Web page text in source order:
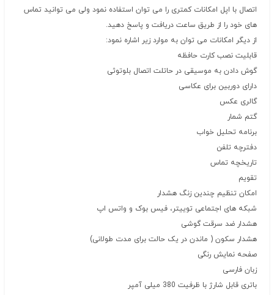
اتصال با اپل امکانات کمتری را می توان استفاده نمود ولی می توانید تماس
های خود را از طریق ساعت دریافت و پاسخ دهید.
از دیگر امکانات می توان به موارد زیر اشاره نمود:
قابلیت نصب کارت حافظه
گوش دادن به موسیقی در حاتلت اتصال بلوتوثی
دارای دوربین برای عکاسی
گالری عکس
گتم شمار
برنامه تحلیل خواب
دفترچه تلفن
تاریخچه تماس
تقویم
امکان تنظیم چندین زنگ هشدار
شبکه های اجتماعی توییتر، فیس بوک و واتس اپ
هشدار ضد سرقت گوشی
هشدار سکون ( ماندن در یک حالت برای مدت طولانی)
صفحه نمایش رنگی
زبان فارسی
باتری قابل شارژ با ظرفیت 380 میلی آمپر